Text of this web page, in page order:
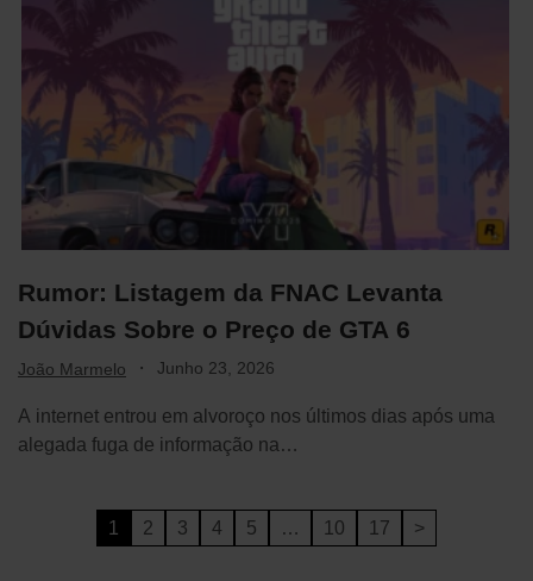
Rumor: Listagem da FNAC Levanta
Dúvidas Sobre o Preço de GTA 6
João Marmelo · Junho 23, 2026
A internet entrou em alvoroço nos últimos dias após uma
alegada fuga de informação na…
1 2 3 4 5 … 10 17 >